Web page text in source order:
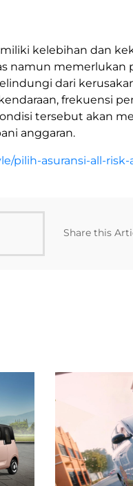
kelebihan dan
namun memerlukan
dari
frekuensi
tersebut akan
anggaran.
pilih-asuransi-all-
Share this